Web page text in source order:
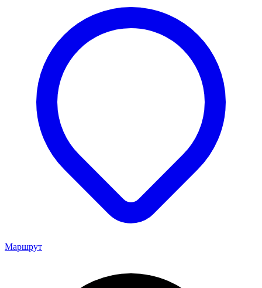
Маршрут